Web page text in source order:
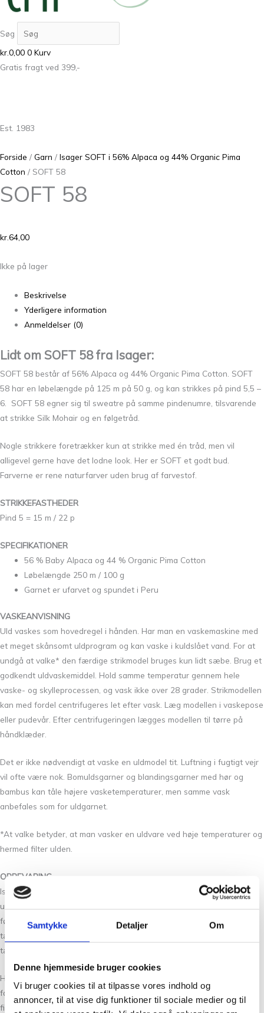
Samtykke Detaljer Om
Denne hjemmeside bruger cookies
Vi bruger cookies til at tilpasse vores indhold og
annoncer, til at vise dig funktioner til sociale medier og til
Søg
kr.0,00 0 Kurv
Gratis fragt ved 399,-
Est. 1983
Forside / Garn / Isager SOFT i 56% Alpaca og 44% Organic Pima
Cotton / SOFT 58
SOFT 58
kr.64,00
Ikke på lager
Beskrivelse
Yderligere information
Anmeldelser (0)
Lidt om SOFT 58 fra Isager:
SOFT 58 består af 56% Alpaca og 44% Organic Pima Cotton. SOFT
58 har en løbelængde på 125 m på 50 g, og kan strikkes på pind 5,5 –
6. SOFT 58 egner sig til sweatre på samme pindenumre, tilsvarende
at strikke Silk Mohair og en følgetråd.
Nogle strikkere foretrækker kun at strikke med én tråd, men vil
alligevel gerne have det lodne look. Her er SOFT et godt bud.
Farverne er rene naturfarver uden brug af farvestof.
STRIKKEFASTHEDER
Pind 5 = 15 m / 22 p
SPECIFIKATIONER
56 % Baby Alpaca og 44 % Organic Pima Cotton
Løbelængde 250 m / 100 g
Garnet er ufarvet og spundet i Peru
VASKEANVISNING
Uld vaskes som hovedregel i hånden. Har man en vaskemaskine med
et meget skånsomt uldprogram og kan vaske i kuldslået vand. For at
undgå at valke* den færdige strikmodel bruges kun lidt sæbe. Brug et
godkendt uldvaskemiddel. Hold samme temperatur gennem hele
vaske- og skylleprocessen, og vask ikke over 28 grader. Strikmodellen
kan med fordel centrifugeres let efter vask. Læg modellen i vaskepose
eller pudevår. Efter centrifugeringen lægges modellen til tørre på
håndklæder.
Det er ikke nødvendigt at vaske en uldmodel tit. Luftning i fugtigt vejr
vil ofte være nok. Bomuldsgarner og blandingsgarner med hør og
bambus kan tåle højere vasketemperaturer, men samme vask
anbefales som for uldgarnet.
*At valke betyder, at man vasker en uldvare ved høje temperaturer og
hermed filter ulden.
OPBEVARING
Isager garner er ikke mølbehandlede, da de midler der findes ikke er
uden bivirkninger i forhold til allergikere og i øvrigt også kun holder til
første vask. Husk derfor at opbevare garn og strik i plastikposer eller
tætvævede bomuldsposer. En spand eller plastikbeholder med
tætsluttende låg er også velegnet.
Hos Tante Grøn CPH har vi et stort udvalg af garner i mange skønne
farver. Så hvis du vil have syn for sagen og mærke garnet mellem
fingrene, så kom forbi vores butik på Christian Winthers Vej. Vi